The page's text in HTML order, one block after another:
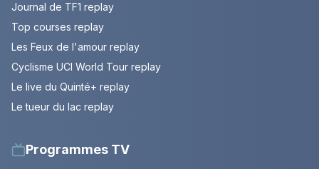
Journal de TF1 replay
Top courses replay
Les Feux de l'amour replay
Cyclisme UCI World Tour replay
Le live du Quinté+ replay
Le tueur du lac replay
Programmes TV